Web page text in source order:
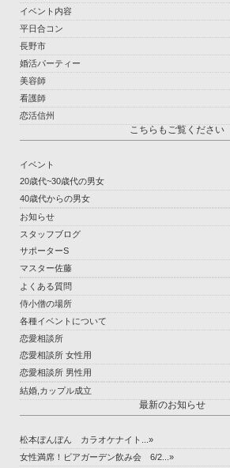
イベント内容
平日合コン
長野市
婚活パーティー
美容師
看護師
恋活信州
こちらもご覧ください
イベント
20歳代~30歳代の男女
40歳代からの男女
お知らせ
スタッフブログ
サポーターS
マスター佐藤
よくある質問
侍小僧の場所
各種イベントについて
恋愛相談所
恋愛相談所 女性用
恋愛相談所 男性用
結婚,カップル成立
最新のお知らせ
松本ぼんぼん カラオケナイト...»
女性満席！ビアガーデン飲み会 6/2...»